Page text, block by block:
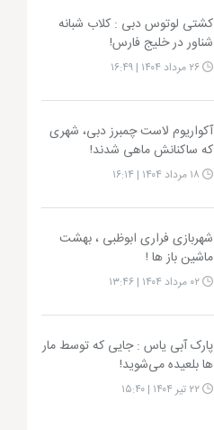
کشتی لوتوس دبی : کلاب شبانه
شناور در خلیج فارس!
۲۶ مرداد ۱۴۰۴ | ۱۶:۴۹
آکواریوم لاست چمبرز دبی، شهری
که ساکنانش ماهی شدند!
شهربازی فراری ابوظبی ، بهشت
ماشین باز ها !
۰۲ مرداد ۱۴۰۴ | ۱۳:۴۶
پارک آبی یاس : جایی که توسط مار
ها بلعیده می‌شوید!
۲۲ تیر ۱۴۰۴ | ۱۵:۴۰